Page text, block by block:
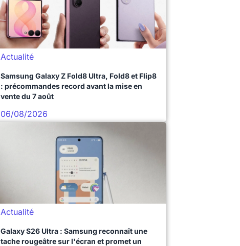
Actualité
Samsung Galaxy Z Fold8 Ultra, Fold8 et Flip8
: précommandes record avant la mise en
vente du 7 août
06/08/2026
Actualité
Galaxy S26 Ultra : Samsung reconnaît une
tache rougeâtre sur l'écran et promet un